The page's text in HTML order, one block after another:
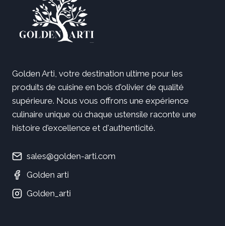
Golden Arti, votre destination ultime pour les
produits de cuisine en bois d'olivier de qualité
supérieure. Nous vous offrons une expérience
culinaire unique où chaque ustensile raconte une
histoire d'excellence et d'authenticité.
sales@golden-arti.com
Golden arti
Golden_arti